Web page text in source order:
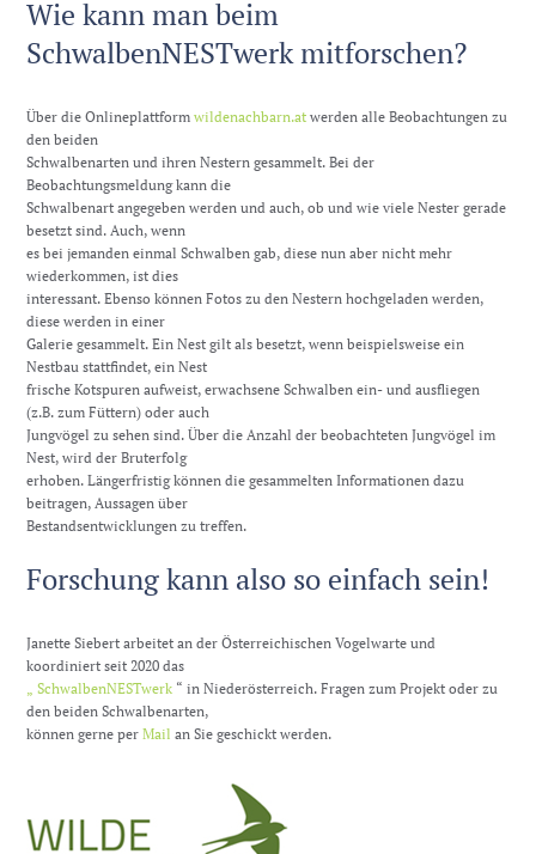
Wie kann man beim
SchwalbenNESTwerk mitforschen?
Über die Onlineplattformwildenachbarn.at werden alle Beobachtungen zu
den beiden
Schwalbenarten und ihren Nestern gesammelt. Bei der
Beobachtungsmeldung kann die
Schwalbenart angegeben werden und auch, ob und wie viele Nester gerade
besetzt sind. Auch, wenn
es bei jemanden einmal Schwalben gab, diese nun aber nicht mehr
wiederkommen, ist dies
interessant. Ebenso können Fotos zu den Nestern hochgeladen werden,
diese werden in einer
Galerie gesammelt. Ein Nest gilt als besetzt, wenn beispielsweise ein
Nestbau stattfindet, ein Nest
frische Kotspuren aufweist, erwachsene Schwalben ein- und ausfliegen
(z.B. zum Füttern) oder auch
Jungvögel zu sehen sind. Über die Anzahl der beobachteten Jungvögel im
Nest, wird der Bruterfolg
erhoben. Längerfristig können die gesammelten Informationen dazu
beitragen, Aussagen über
Bestandsentwicklungen zu treffen.​
Forschung kann also so einfach sein!
Janette Siebert arbeitet an der Österreichischen Vogelwarte und
koordiniert seit 2020 das
„ SchwalbenNESTwerk “ in Niederösterreich. Fragen zum Projekt oder zu
den beiden Schwalbenarten,
können gerne perMail an Sie geschickt werden.